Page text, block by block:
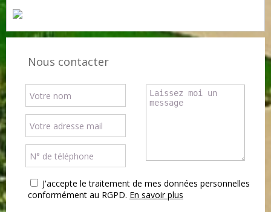
Nous contacter
J'accepte le traitement de mes données personnelles
conformément au RGPD. En savoir plus